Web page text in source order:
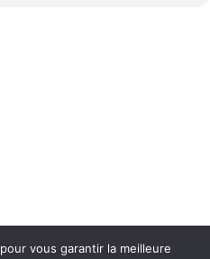
vous garantir la meilleure